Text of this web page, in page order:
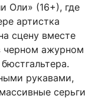
Оли» (16+), где
артистка
сцену вместе
черном ажурном
рукавами,
серьги